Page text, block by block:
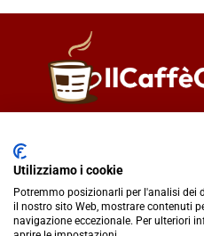
C.F.
Chi
Utilizziamo i cookie
Potremmo posizionarli per l'analisi dei
il nostro sito Web, mostrare contenuti
navigazione eccezionale. Per ulteriori